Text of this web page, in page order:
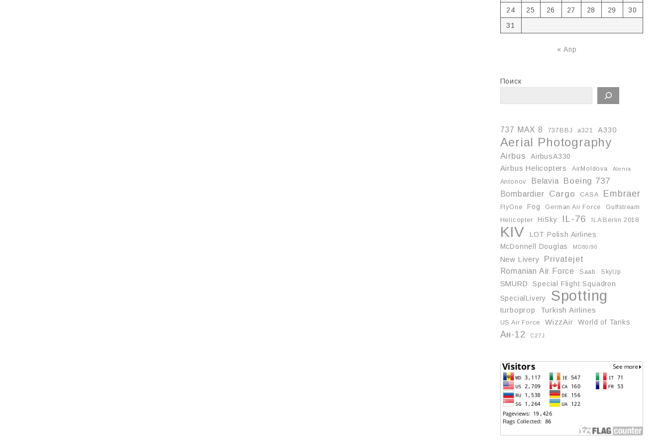
24
25 26 27 28 29
30
31
« Апр
Поиск
737 MAX 8 737BBJ a321 A330
Aerial Photography
Airbus
AirbusA330
Airbus Helicopters
AirMoldova Alenia
Antonov Belavia Boeing 737
Bombardier Cargo CASA Embraer
FlyOne Fog German Air Force
Gulfstream
Helicopter
HiSky IL-76 ILA Berlin 2018
KIV
LOT Polish Airlines
McDonnell Douglas
MD80/90
New Livery Privatejet
Romanian Air Force Saab SkyUp
SMURD
Special Flight Squadron
SpecialLivery
Spotting
turboprop Turkish Airlines
US Air Force WizzAir World of Tanks
Ан-12 С27J